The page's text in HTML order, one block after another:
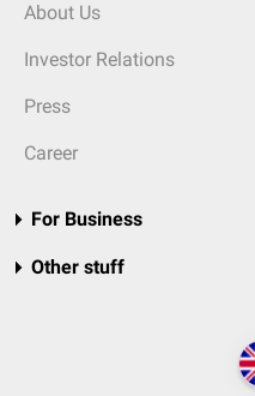
About Us
Investor Relations
Press
Career
For Business
Other stuff